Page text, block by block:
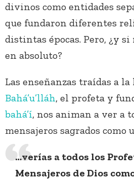
divinos como entidades
que fundaron diferentes
distintas épocas. Pero, ¿y si
en absoluto?
Las enseñanzas traídas a
Bahá’u’lláh, el profeta y
bahá’í, nos animan a ver a
mensajeros sagrados como
…verías a todos los
Mensajeros de Dios